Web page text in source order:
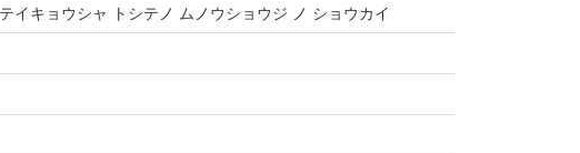
イキョウシャ トシテノ ムノウショウジ ノ ショウカイ